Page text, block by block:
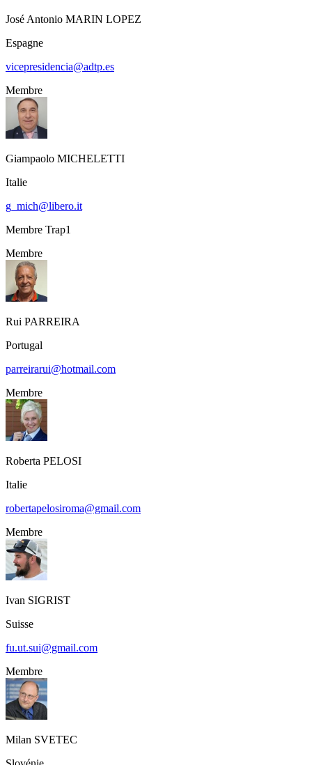
José Antonio MARIN LOPEZ
Espagne
vicepresidencia@adtp.es
Membre
Giampaolo MICHELETTI
Italie
g_mich@libero.it
Membre Trap1
Membre
Rui PARREIRA
Portugal
parreirarui@hotmail.com
Membre
Roberta PELOSI
Italie
robertapelosiroma@gmail.com
Membre
Ivan SIGRIST
Suisse
fu.ut.sui@gmail.com
Membre
Milan SVETEC